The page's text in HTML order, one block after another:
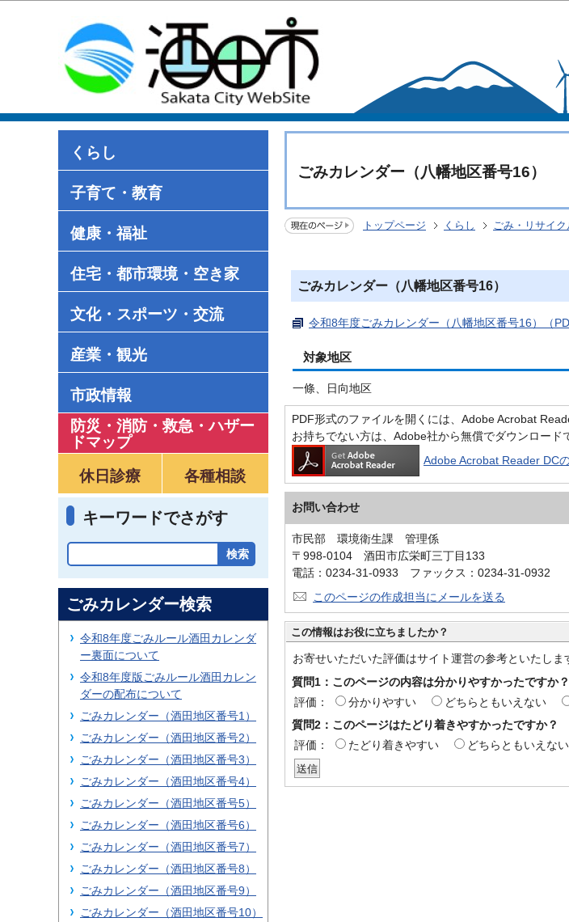
くらし
子育て・教育
健康・福祉
住宅・都市環境・空き家
文化・スポーツ・交流
産業・観光
市政情報
防災・消防・救急 ・ハザー
ドマップ
休日診療
各種相談
キーワードでさがす
ごみカレンダー（八幡地区番号16）
トップページ くらし ごみ・リサイク
ごみカレンダー（八幡地区番号16）
令和8年度ごみカレンダー（八幡地区番号16）（
対象地区
一條、日向地区
PDF形式のファイルを開くには、Adobe Acrobat
お持ちでない方は、Adobe社から無償でダウンロード
Adobe Acrobat Reader DC
お問い合わせ
市民部 環境衛生課 管理係
〒998-0104 酒田市広栄町三丁目133
電話：0234-31-0933 ファックス：0234-31-0932
このページの作成担当にメールを送る
この情報はお役に立ちましたか？
お寄せいただいた評価はサイト運営の参考といたしま
質問1：このページの内容は分かりやすかったですか？
評価：
分かりやすい どちらともいえない
質問2：このページはたどり着きやすかったですか？
評価：
たどり着きやすい どちらともいえない
ごみカレンダー検索
令和8年度ごみルール酒田カレンダ
ー裏面について
令和8年度版ごみルール酒田カレン
ダーの配布について
ごみカレンダー（酒田地区番号1）
ごみカレンダー（酒田地区番号2）
ごみカレンダー（酒田地区番号3）
ごみカレンダー（酒田地区番号4）
ごみカレンダー（酒田地区番号5）
ごみカレンダー（酒田地区番号6）
ごみカレンダー（酒田地区番号7）
ごみカレンダー（酒田地区番号8）
ごみカレンダー（酒田地区番号9）
ごみカレンダー（酒田地区番号10）